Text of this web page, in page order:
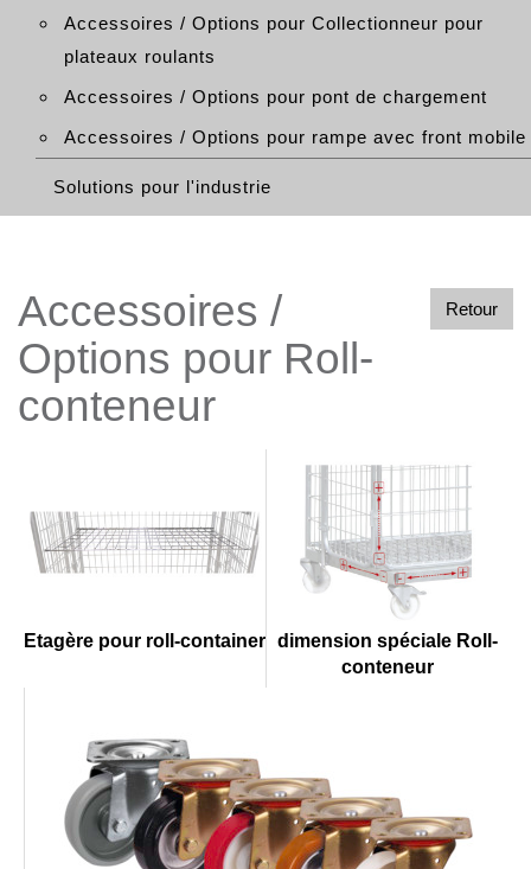
Accessoires / Options pour Collectionneur pour
plateaux roulants
Accessoires / Options pour pont de chargement
Accessoires / Options pour rampe avec front mobile
Solutions pour l'industrie
Retour
Accessoires /
Options pour Roll-
conteneur
Etagère pour roll-container dimension spéciale Roll-
conteneur